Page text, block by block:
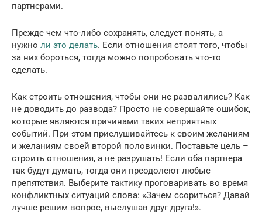
партнерами.
Прежде чем что-либо сохранять, следует понять, а
нужно ли это делать. Если отношения стоят того, чтобы
за них бороться, тогда можно попробовать что-то
сделать.
Как строить отношения, чтобы они не развалились? Как
не доводить до развода? Просто не совершайте ошибок,
которые являются причинами таких неприятных
событий. При этом прислушивайтесь к своим желаниям
и желаниям своей второй половинки. Поставьте цель –
строить отношения, а не разрушать! Если оба партнера
так будут думать, тогда они преодолеют любые
препятствия. Выберите тактику проговаривать во время
конфликтных ситуаций слова: «Зачем ссориться? Давай
лучше решим вопрос, выслушав друг друга!».